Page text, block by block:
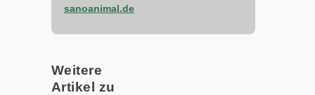
sanoanimal.de
Weitere
Artikel zu